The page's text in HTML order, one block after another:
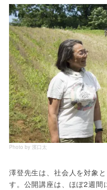
Photo by 濱口太
澤登先生は、社会人を対象
す。公開講座は、ほぼ2週